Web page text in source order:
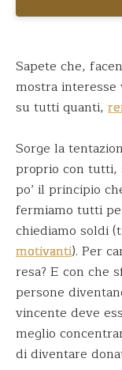
Sapete che,
mostra
su tutti quanti,
Sorge la
proprio con tutti,
po’ il principio
fermiamo tutti
chiediamo soldi
motivanti). Per
resa? E con che
persone
vincente deve
meglio
di diventare